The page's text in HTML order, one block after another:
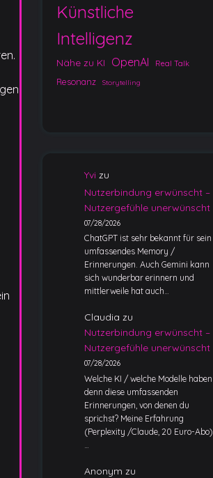
Künstliche
Intelligenz
Nähe zu KI OpenAI Real Talk
Resonanz Storytelling
Yvi zu
Nutzerbindung erwünscht –
Nutzergefühle unerwünscht
07/28/2026
ChatGPT ist sehr bekannt für sein
umfassendes Memory /
Erinnerungen. Auch Gemini kann
sich wunderbar erinnern und
mittlerweile hat auch…
Claudia zu
Nutzerbindung erwünscht –
Nutzergefühle unerwünscht
07/28/2026
Welche KI / welche Modelle haben
denn diese umfassenden
Erinnerungen, von denen du
sprichst? Meine Erfahrung
(Perplexity /Claude, 20 Euro-Abo)
Anonym zu